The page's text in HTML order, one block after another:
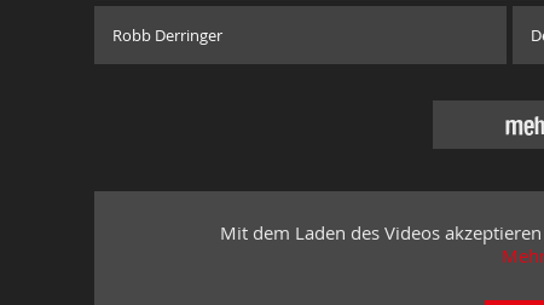
Robb Derringer
Mit dem Laden des Videos